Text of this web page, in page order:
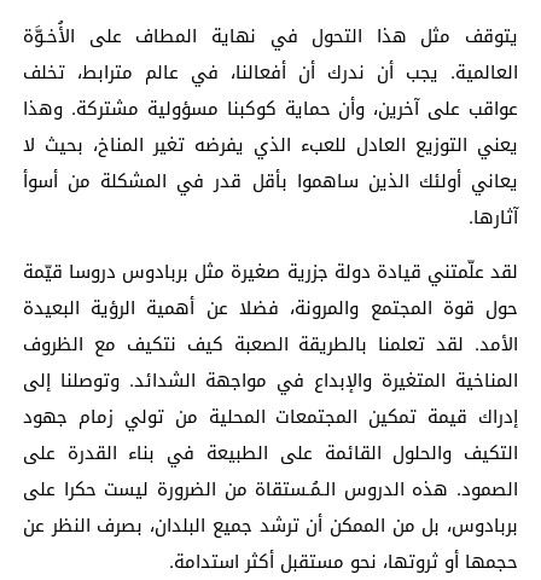
يتوقف مثل هذا التحول في نهاية المطاف على الأُخـوَّة
العالمية. يجب أن ندرك أن أفعالنا، في عالم مترابط، تخلف
عواقب على آخرين، وأن حماية كوكبنا مسؤولية مشتركة. وهذا
يعني التوزيع العادل للعبء الذي يفرضه تغير المناخ، بحيث لا
يعاني أولئك الذين ساهموا بأقل قدر في المشكلة من أسوأ
آثارها.
لقد علّمتني قيادة دولة جزرية صغيرة مثل بربادوس دروسا قيّمة
حول قوة المجتمع والمرونة، فضلا عن أهمية الرؤية البعيدة
الأمد. لقد تعلمنا بالطريقة الصعبة كيف نتكيف مع الظروف
المناخية المتغيرة والإبداع في مواجهة الشدائد. وتوصلنا إلى
إدراك قيمة تمكين المجتمعات المحلية من تولي زمام جهود
التكيف والحلول القائمة على الطبيعة في بناء القدرة على
الصمود. هذه الدروس الـمُـستقاة من الضرورة ليست حكرا على
بربادوس، بل من الممكن أن ترشد جميع البلدان، بصرف النظر عن
حجمها أو ثروتها، نحو مستقبل أكثر استدامة.